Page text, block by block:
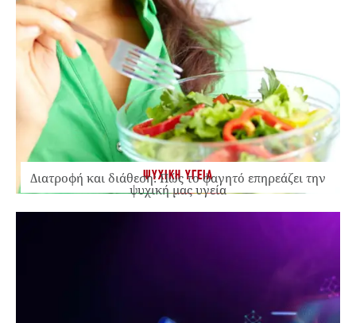
ΨΥΧΙΚΗ ΥΓΕΙΑ
Διατροφή και διάθεση: Πώς το φαγητό επηρεάζει την
ψυχική μας υγεία